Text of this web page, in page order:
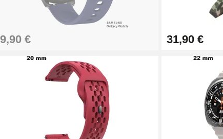
9,90 € 31,90 €